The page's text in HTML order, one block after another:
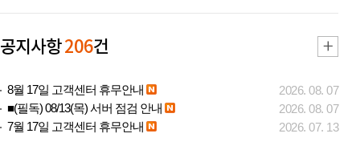
공지사항206건
8월 17일 고객센터 휴무안내
2026. 08. 07
■(필독) 08/13(목) 서버 점검 안내
2026. 08. 07
7월 17일 고객센터 휴무안내
2026. 07. 13